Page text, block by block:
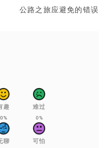
公路之旅应避免的错误
趣
0%
难过
0%
聊 可怕